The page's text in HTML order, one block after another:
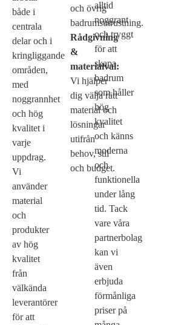
både i
centrala
delar och i
kringliggande
områden,
med
noggrannhet
och hög
kvalitet i
varje
uppdrag.
Vi
använder
material
och
produkter
av hög
kvalitet
från
välkända
leverantörer
för att
och övrig
badrumsutrustning.
Rådgivning
&
materialval:
Vi hjälper
dig välja rätt
material och
lösningar
utifrån
behov, stil
och budget.
alltid
noggrant
och tryggt
för att
skapa
badrum
som håller
hög
kvalitet
och känns
moderna
och
funktionella
under lång
tid. Tack
vare våra
partnerbolag
kan vi
även
erbjuda
förmånliga
priser på